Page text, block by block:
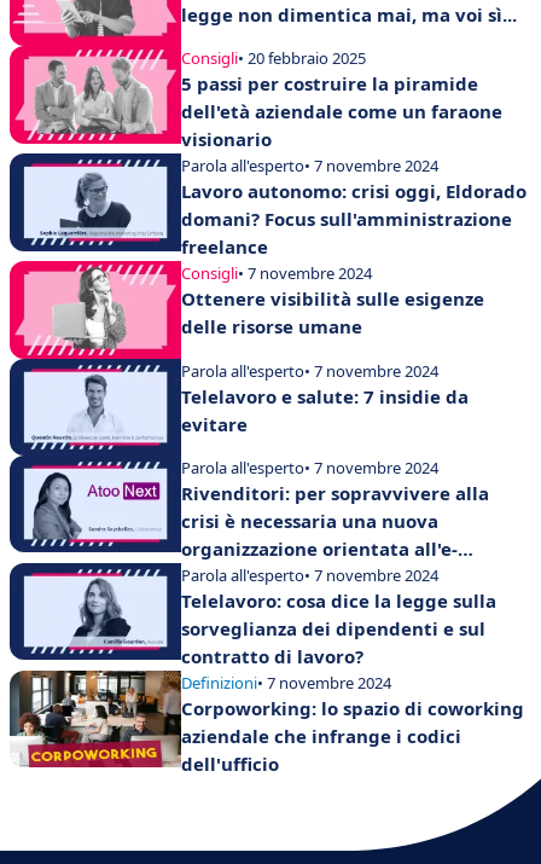
legge non dimentica mai, ma voi sì...
Consigli• 20 febbraio 2025
5 passi per costruire la piramide
dell'età aziendale come un faraone
visionario
Parola all'esperto• 7 novembre 2024
Lavoro autonomo: crisi oggi, Eldorado
domani? Focus sull'amministrazione
freelance
Consigli• 7 novembre 2024
Ottenere visibilità sulle esigenze
delle risorse umane
Parola all'esperto• 7 novembre 2024
Telelavoro e salute: 7 insidie da
evitare
Parola all'esperto• 7 novembre 2024
Rivenditori: per sopravvivere alla
crisi è necessaria una nuova
organizzazione orientata all'e-
commerce
Parola all'esperto• 7 novembre 2024
Telelavoro: cosa dice la legge sulla
sorveglianza dei dipendenti e sul
contratto di lavoro?
Definizioni• 7 novembre 2024
Corpoworking: lo spazio di coworking
aziendale che infrange i codici
dell'ufficio